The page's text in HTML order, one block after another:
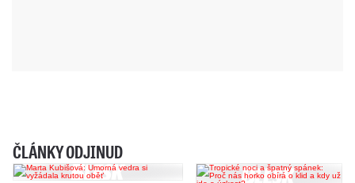
ČLÁNKY ODJINUD